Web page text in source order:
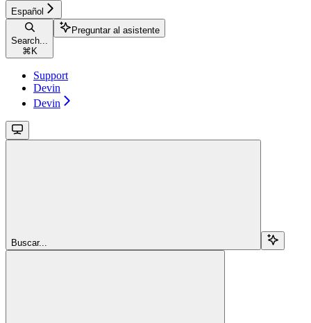
Español
Search...
⌘ K
Preguntar al asistente
Support
Devin
Devin
Buscar...